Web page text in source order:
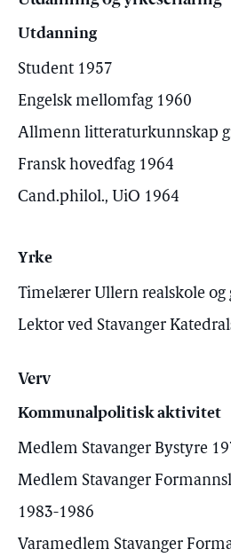
Utdanning
Student 1957
Engelsk mellomfag 1960
Allmenn litteraturkunnskap
Fransk hovedfag 1964
Cand.philol., UiO 1964
Yrke
Timelærer Ullern realskole og
Lektor ved Stavanger
Verv
Kommunalpolitisk aktivitet
Medlem Stavanger Bystyre
Medlem Stavanger
1983-1986
Varamedlem Stavanger